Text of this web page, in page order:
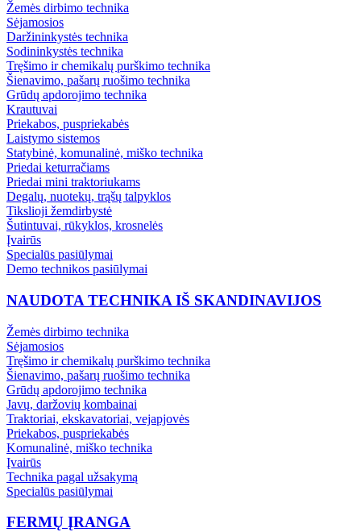
Žemės dirbimo technika
Sėjamosios
Daržininkystės technika
Sodininkystės technika
Tręšimo ir chemikalų purškimo technika
Šienavimo, pašarų ruošimo technika
Grūdų apdorojimo technika
Krautuvai
Priekabos, puspriekabės
Laistymo sistemos
Statybinė, komunalinė, miško technika
Priedai keturračiams
Priedai mini traktoriukams
Degalų, nuotekų, trąšų talpyklos
Tikslioji žemdirbystė
Šutintuvai, rūkyklos, krosnelės
Įvairūs
Specialūs pasiūlymai
Demo technikos pasiūlymai
NAUDOTA TECHNIKA IŠ SKANDINAVIJOS
Žemės dirbimo technika
Sėjamosios
Tręšimo ir chemikalų purškimo technika
Šienavimo, pašarų ruošimo technika
Grūdų apdorojimo technika
Javų, daržovių kombainai
Traktoriai, ekskavatoriai, vejapjovės
Priekabos, puspriekabės
Komunalinė, miško technika
Įvairūs
Technika pagal užsakymą
Specialūs pasiūlymai
FERMŲ ĮRANGA